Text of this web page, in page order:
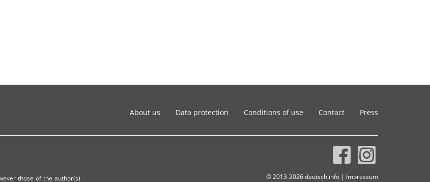
About us Data protection Conditions of use Contact Press
those of the author(s) © 2013-2026 deutsch.info | Impressum